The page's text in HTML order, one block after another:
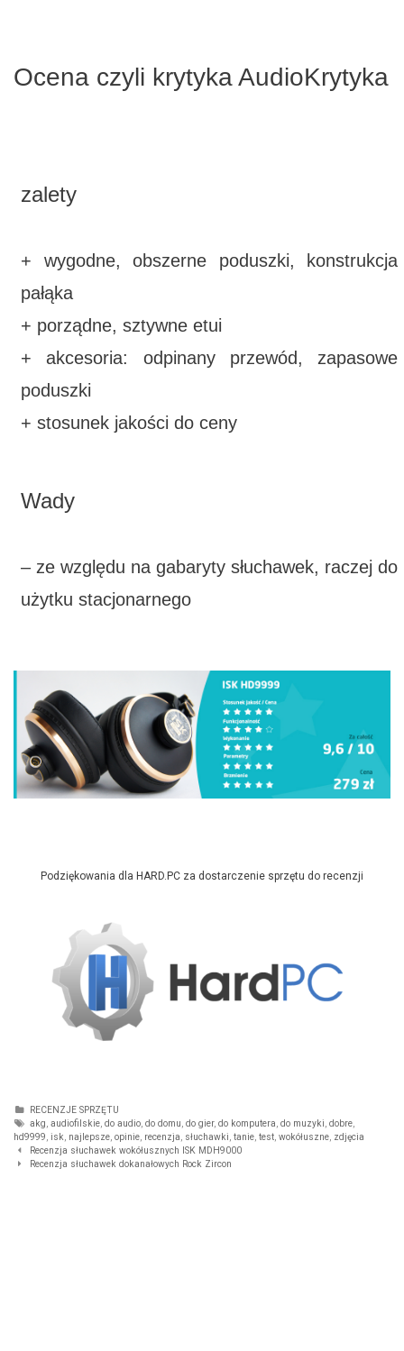
Ocena czyli krytyka AudioKrytyka
zalety
+ wygodne, obszerne poduszki, konstrukcja
pałąka
+ porządne, sztywne etui
+ akcesoria: odpinany przewód, zapasowe
poduszki
+ stosunek jakości do ceny
Wady
– ze względu na gabaryty słuchawek, raczej do
użytku stacjonarnego
Podziękowania dla HARD.PC za dostarczenie sprzętu do recenzji
Categories
RECENZJE SPRZĘTU
Tags
akg audiofilskie do audio do domu do gier, do komputera do muzyki dobre
hd9999
isk najlepsze opinie recenzja słuchawki tanie test wokółuszne zdjęcia
Nawigacja wpisów
Recenzja słuchawek wokółusznych ISK MDH9000
Recenzja słuchawek dokanałowych Rock Zircon